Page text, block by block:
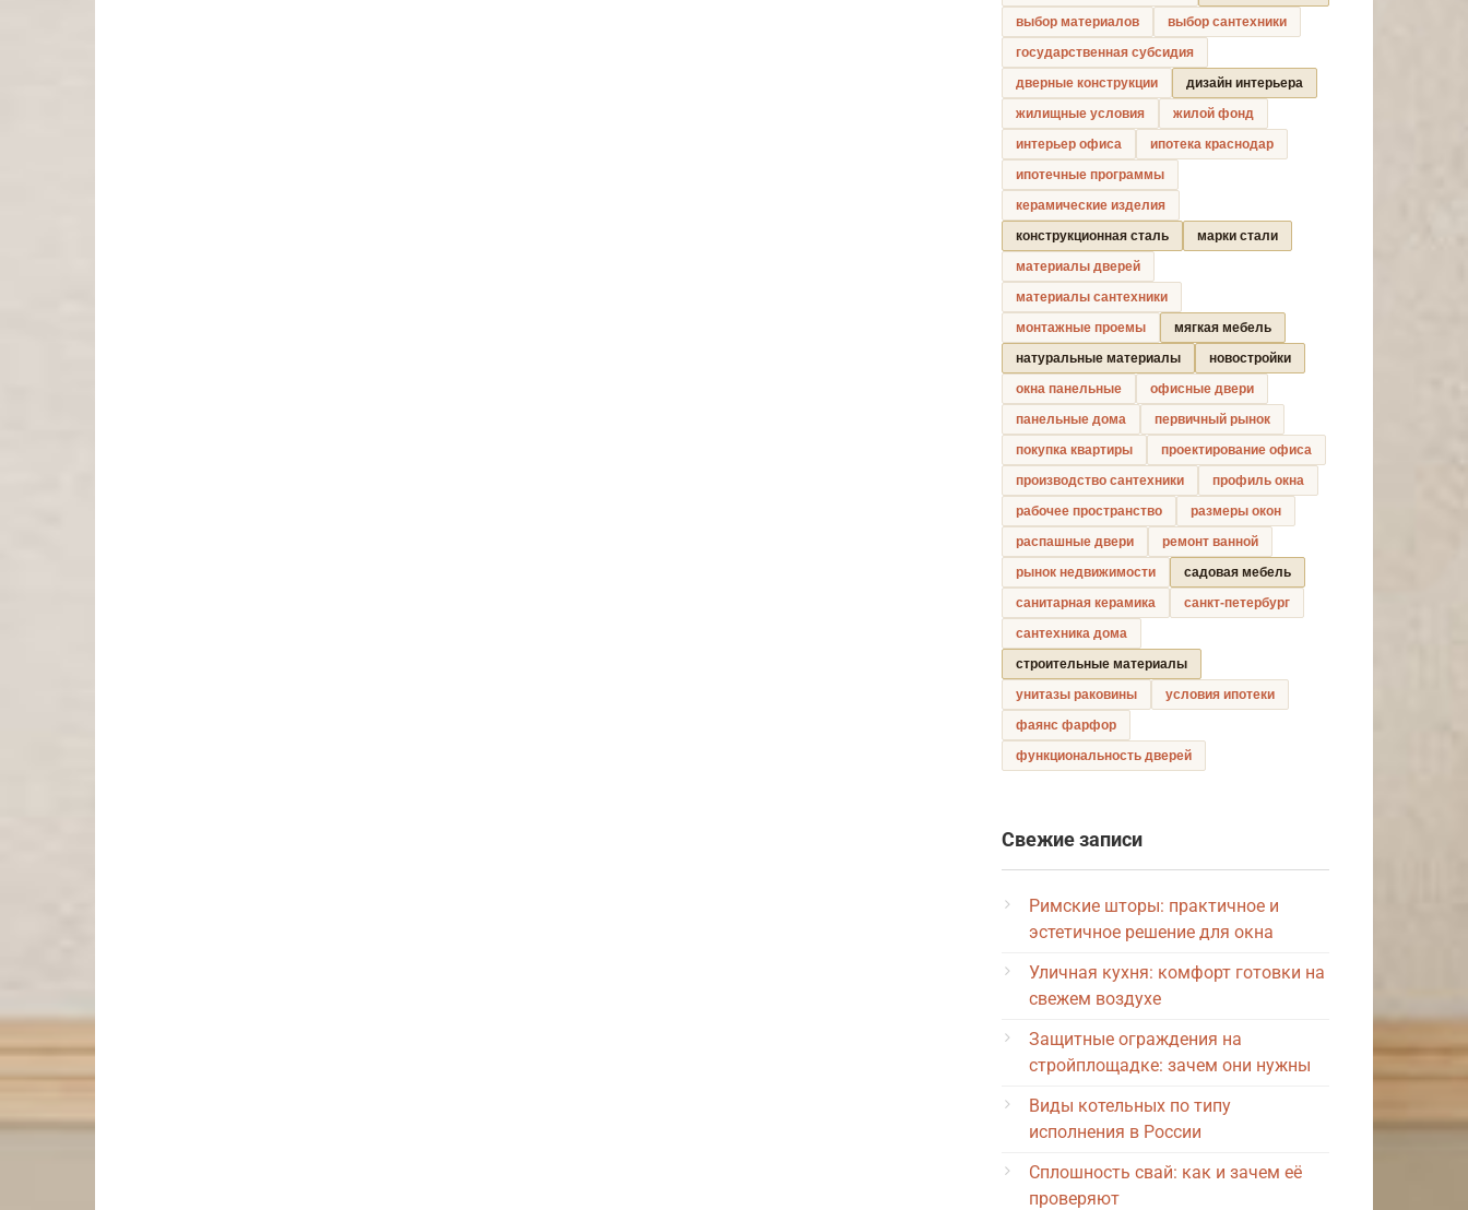
выбор материалов
выбор сантехники
государственная субсидия
дверные конструкции
дизайн интерьера
жилищные условия
жилой фонд
интерьер офиса
ипотека краснодар
ипотечные программы
керамические изделия
конструкционная сталь
марки стали
материалы дверей
материалы сантехники
монтажные проемы
мягкая мебель
натуральные материалы
новостройки
окна панельные
офисные двери
панельные дома
первичный рынок
покупка квартиры
проектирование офиса
производство сантехники
профиль окна
рабочее пространство
размеры окон
распашные двери
ремонт ванной
рынок недвижимости
садовая мебель
санитарная керамика
санкт-петербург
сантехника дома
строительные материалы
унитазы раковины
условия ипотеки
фаянс фарфор
функциональность дверей
Свежие записи
Римские шторы: практичное и
эстетичное решение для окна
Уличная кухня: комфорт готовки на
свежем воздухе
Защитные ограждения на
стройплощадке: зачем они нужны
Виды котельных по типу
исполнения в России
Сплошность свай: как и зачем её
проверяют